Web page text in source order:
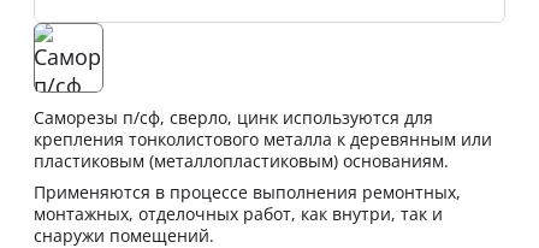
Саморезы п/сф, сверло, цинк используются для
крепления тонколистового металла к деревянным или
пластиковым (металлопластиковым) основаниям.
Применяются в процессе выполнения ремонтных,
монтажных, отделочных работ, как внутри, так и
снаружи помещений.